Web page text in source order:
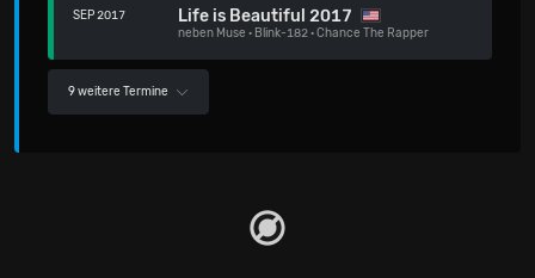
SEP 2017 Life is Beautiful 2017
neben Muse · Blink-182·Chance The Rapper
9 weitere Termine